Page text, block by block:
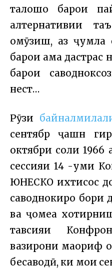
талошҳо барои
алтернативии
омӯзиш, аз ҷумла
барои ҳама дастрас
барои
нест…
Рӯзи
сентябр ҷашн
октябри соли 1966
сессияи 14 -уми
ЮНЕСКО ихтисос
саводнокиро бори
ва ҷомеа
тавсияи
вазирони маориф
бесаводӣ, ки моҳи